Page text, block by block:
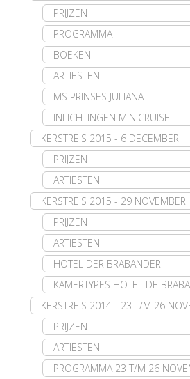
PRIJZEN
PROGRAMMA
BOEKEN
ARTIESTEN
MS PRINSES JULIANA
INLICHTINGEN MINICRUISE
KERSTREIS 2015 - 6 DECEMBER
PRIJZEN
ARTIESTEN
KERSTREIS 2015 - 29 NOVEMBER
PRIJZEN
ARTIESTEN
HOTEL DER BRABANDER
KAMERTYPES HOTEL DE
KERSTREIS 2014 - 23 T/M 26
PRIJZEN
ARTIESTEN
PROGRAMMA 23 T/M 26